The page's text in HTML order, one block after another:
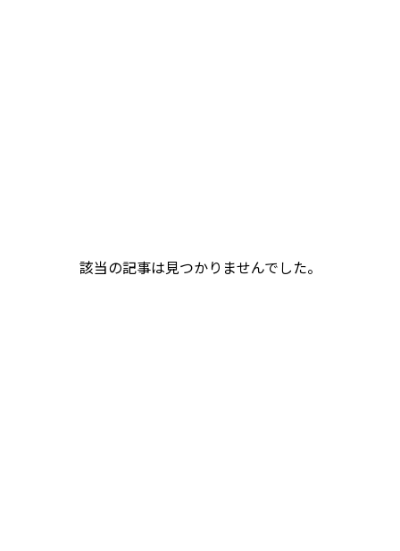
該当の記事は見つかりませんでした。